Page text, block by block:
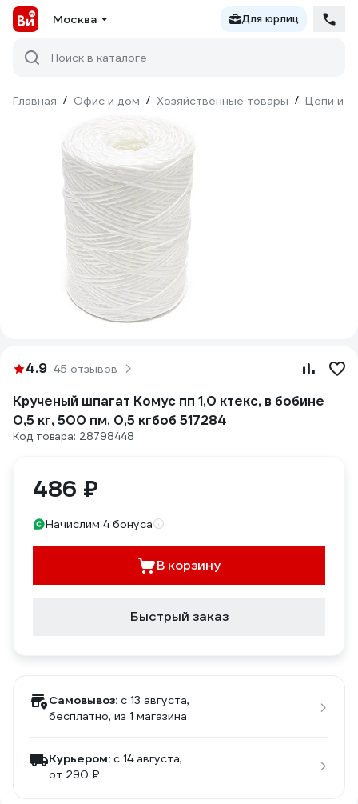
Москва Для юрлиц
Поиск в каталоге
Главная / Офис и дом / Хозяйственные товары / Цепи и
4.9 45 отзывов
Крученый шпагат Комус пп 1,0 ктекс, в бобине
0,5 кг, 500 пм, 0,5 кгбоб 517284
Код товара: 28798448
486 ₽
Начислим 4 бонуса
В корзину
Быстрый заказ
Самовывоз: c 13 августа,
бесплатно, из 1 магазина
Курьером: c 14 августа,
от 290 ₽